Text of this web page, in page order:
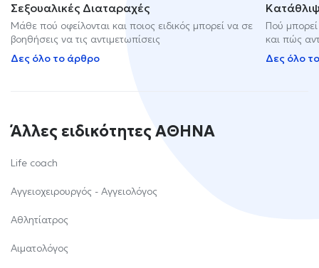
Σεξουαλικές Διαταραχές
Μάθε πού οφείλονται και ποιος ειδικός μπορεί να σε
βοηθήσεις να τις αντιμετωπίσεις
Δες όλο το άρθρο
Πού
και πώς
Δες όλο
Άλλες ειδικότητες ΑΘΗΝΑ
Life coach
Αγγειοχειρουργός - Αγγειολόγος
Αθλητίατρος
Αιματολόγος